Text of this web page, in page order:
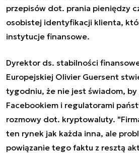
przepisów dot. prania pieniędzy
osobistej identyfikacji klienta,
instytucje finansowe.
Dyrektor ds. stabilności
Europejskiej Olivier Guersent
tygodniu, że nie jest świadom, by
Facebookiem i regulatorami
rozmowy dot. kryptowaluty.
ten rynek jak każda inna, ale
powiązanie tego faktu z resztą